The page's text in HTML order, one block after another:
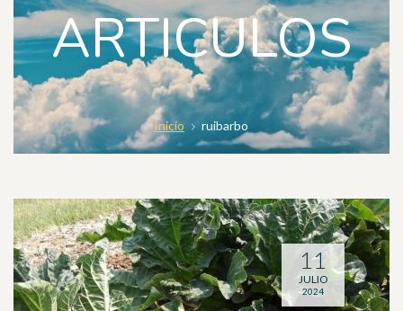
ARTICULOS
Inicio ruibarbo
11
JULIO
2024